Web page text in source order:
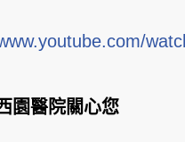
園醫院關心您